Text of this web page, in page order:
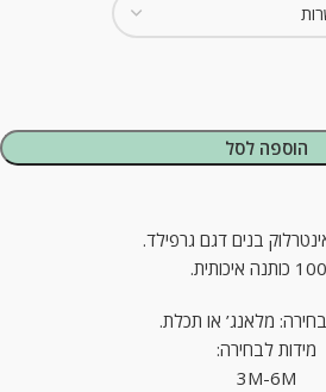
הוספה לסל
בנים דגם גרפילד.
איכותית.
מלאנג’ או תכלת.
מידות לבחירה:
3M-6M